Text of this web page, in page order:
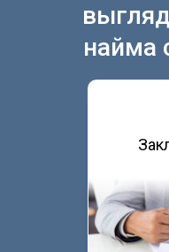
найма